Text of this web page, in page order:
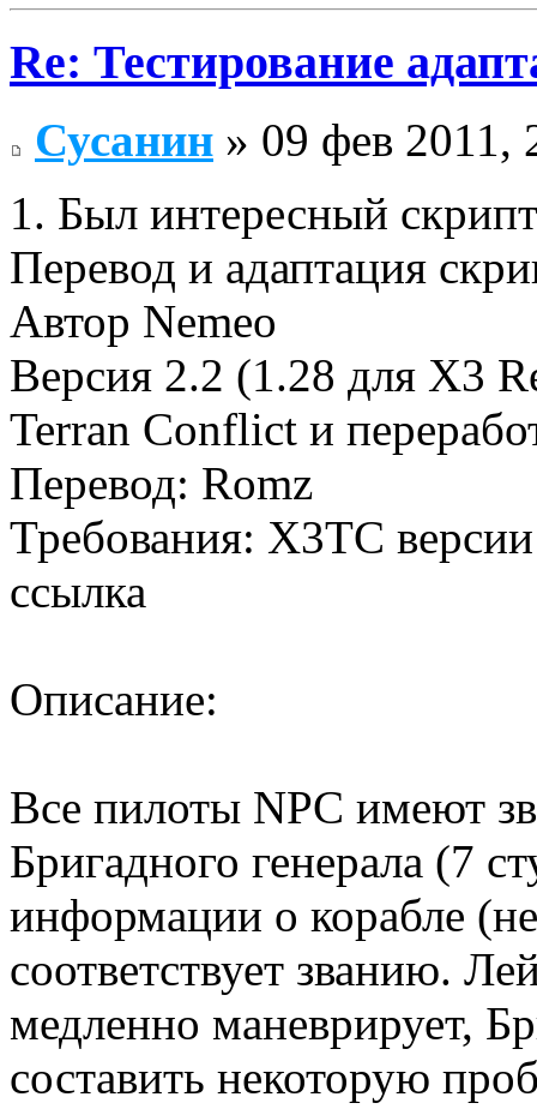
Re: Тестирование
Сусанин » 09 фев 2011,
1. Был интересный скрипт
Перевод и адаптация
Автор Nemeo
Версия 2.2 (1.28 для X3
Terran Conflict и
Перевод: Romz
Требования: Х3ТС
ссылка
Описание:
Все пилоты NPC имеют
Бригадного генерала (7
информации о корабле
соответствует званию.
медленно маневрирует,
составить некоторую